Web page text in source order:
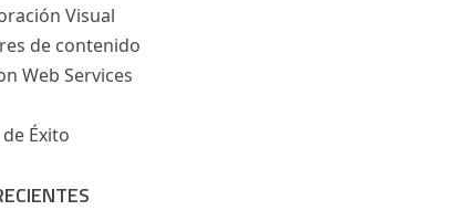
Visual
de contenido
Web Services
Éxito